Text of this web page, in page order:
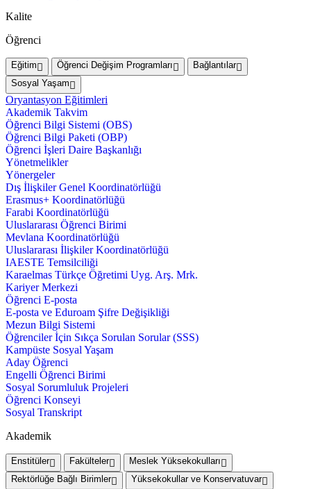
Kalite
Öğrenci
Eğitim Öğrenci Değişim Programları
Bağlantılar
Sosyal Yaşam
Oryantasyon Eğitimleri
Akademik Takvim
Öğrenci Bilgi Sistemi (OBS)
Öğrenci Bilgi Paketi (OBP)
Öğrenci İşleri Daire Başkanlığı
Yönetmelikler
Yönergeler
Dış İlişkiler Genel Koordinatörlüğü
Erasmus+ Koordinatörlüğü
Farabi Koordinatörlüğü
Uluslararası Öğrenci Birimi
Mevlana Koordinatörlüğü
Uluslararası İlişkiler Koordinatörlüğü
IAESTE Temsilciliği
Karaelmas Türkçe Öğretimi Uyg. Arş. Mrk.
Kariyer Merkezi
Öğrenci E-posta
E-posta ve Eduroam Şifre Değişikliği
Mezun Bilgi Sistemi
Öğrenciler İçin Sıkça Sorulan Sorular (SSS)
Kampüste Sosyal Yaşam
Aday Öğrenci
Engelli Öğrenci Birimi
Sosyal Sorumluluk Projeleri
Öğrenci Konseyi
Sosyal Transkript
Akademik
Enstitüler Fakülteler
Meslek Yüksekokulları
Rektörlüğe Bağlı Birimler
Yüksekokullar ve Konservatuvar